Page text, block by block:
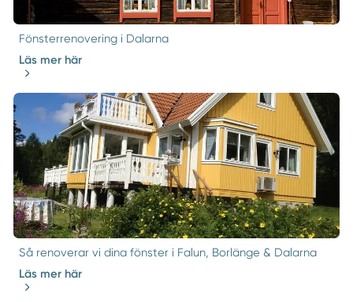
Fönsterrenovering i Dalarna
Läs mer här
Så renoverar vi dina fönster i Falun, Borlänge & Dalarna
Läs mer här